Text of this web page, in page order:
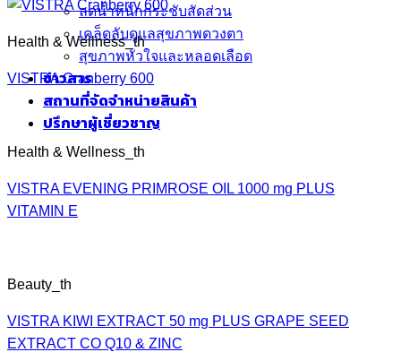
ลดน้ำหนักกระชับสัดส่วน
เคล็ดลับดูแลสุขภาพดวงตา
สุขภาพหัวใจและหลอดเลือด
ข่าวสาร
สถานที่จัดจำหน่ายสินค้า
ปรึกษาผู้เชี่ยวชาญ
Health & Wellness_th
VISTRA Cranberry 600
Health & Wellness_th
VISTRA EVENING PRIMROSE OIL 1000 mg PLUS
VITAMIN E
Beauty_th
VISTRA KIWI EXTRACT 50 mg PLUS GRAPE SEED
EXTRACT CO Q10 & ZINC